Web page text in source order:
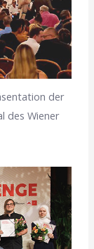
der
des Wiener